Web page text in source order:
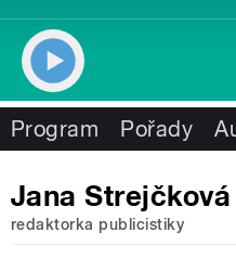
Program Pořady
Jana Strejčková
redaktorka publicistiky